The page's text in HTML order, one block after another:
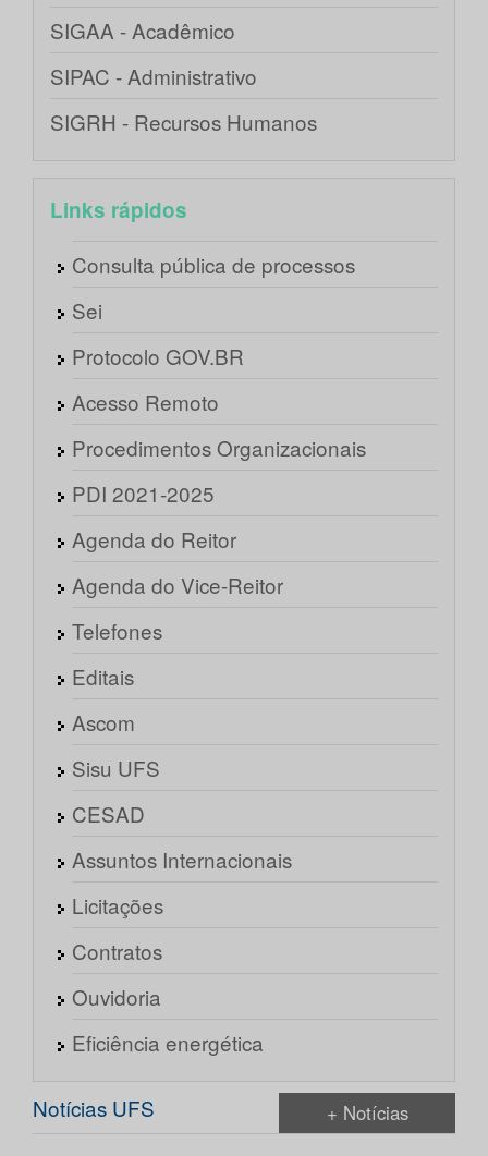
SIGAA - Acadêmico
SIPAC - Administrativo
SIGRH - Recursos Humanos
Links rápidos
Consulta pública de processos
Sei
Protocolo GOV.BR
Acesso Remoto
Procedimentos Organizacionais
PDI 2021-2025
Agenda do Reitor
Agenda do Vice-Reitor
Telefones
Editais
Ascom
Sisu UFS
CESAD
Assuntos Internacionais
Licitações
Contratos
Ouvidoria
Eficiência energética
Notícias UFS + Notícias